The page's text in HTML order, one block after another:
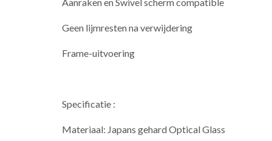
Geen lijmresten na verwijdering
Frame-uitvoering
Specificatie :
Materiaal: Japans gehard Optical Glass